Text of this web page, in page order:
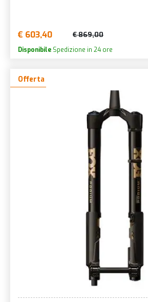
€ 603,40 € 869,00
Disponibile Spedizione in 24 ore
Offerta